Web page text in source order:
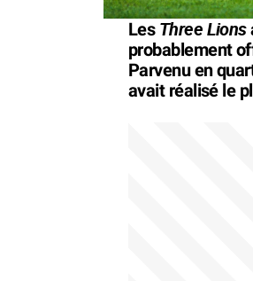
Les Three Lions
probablement
Parvenu en
avait réalisé le